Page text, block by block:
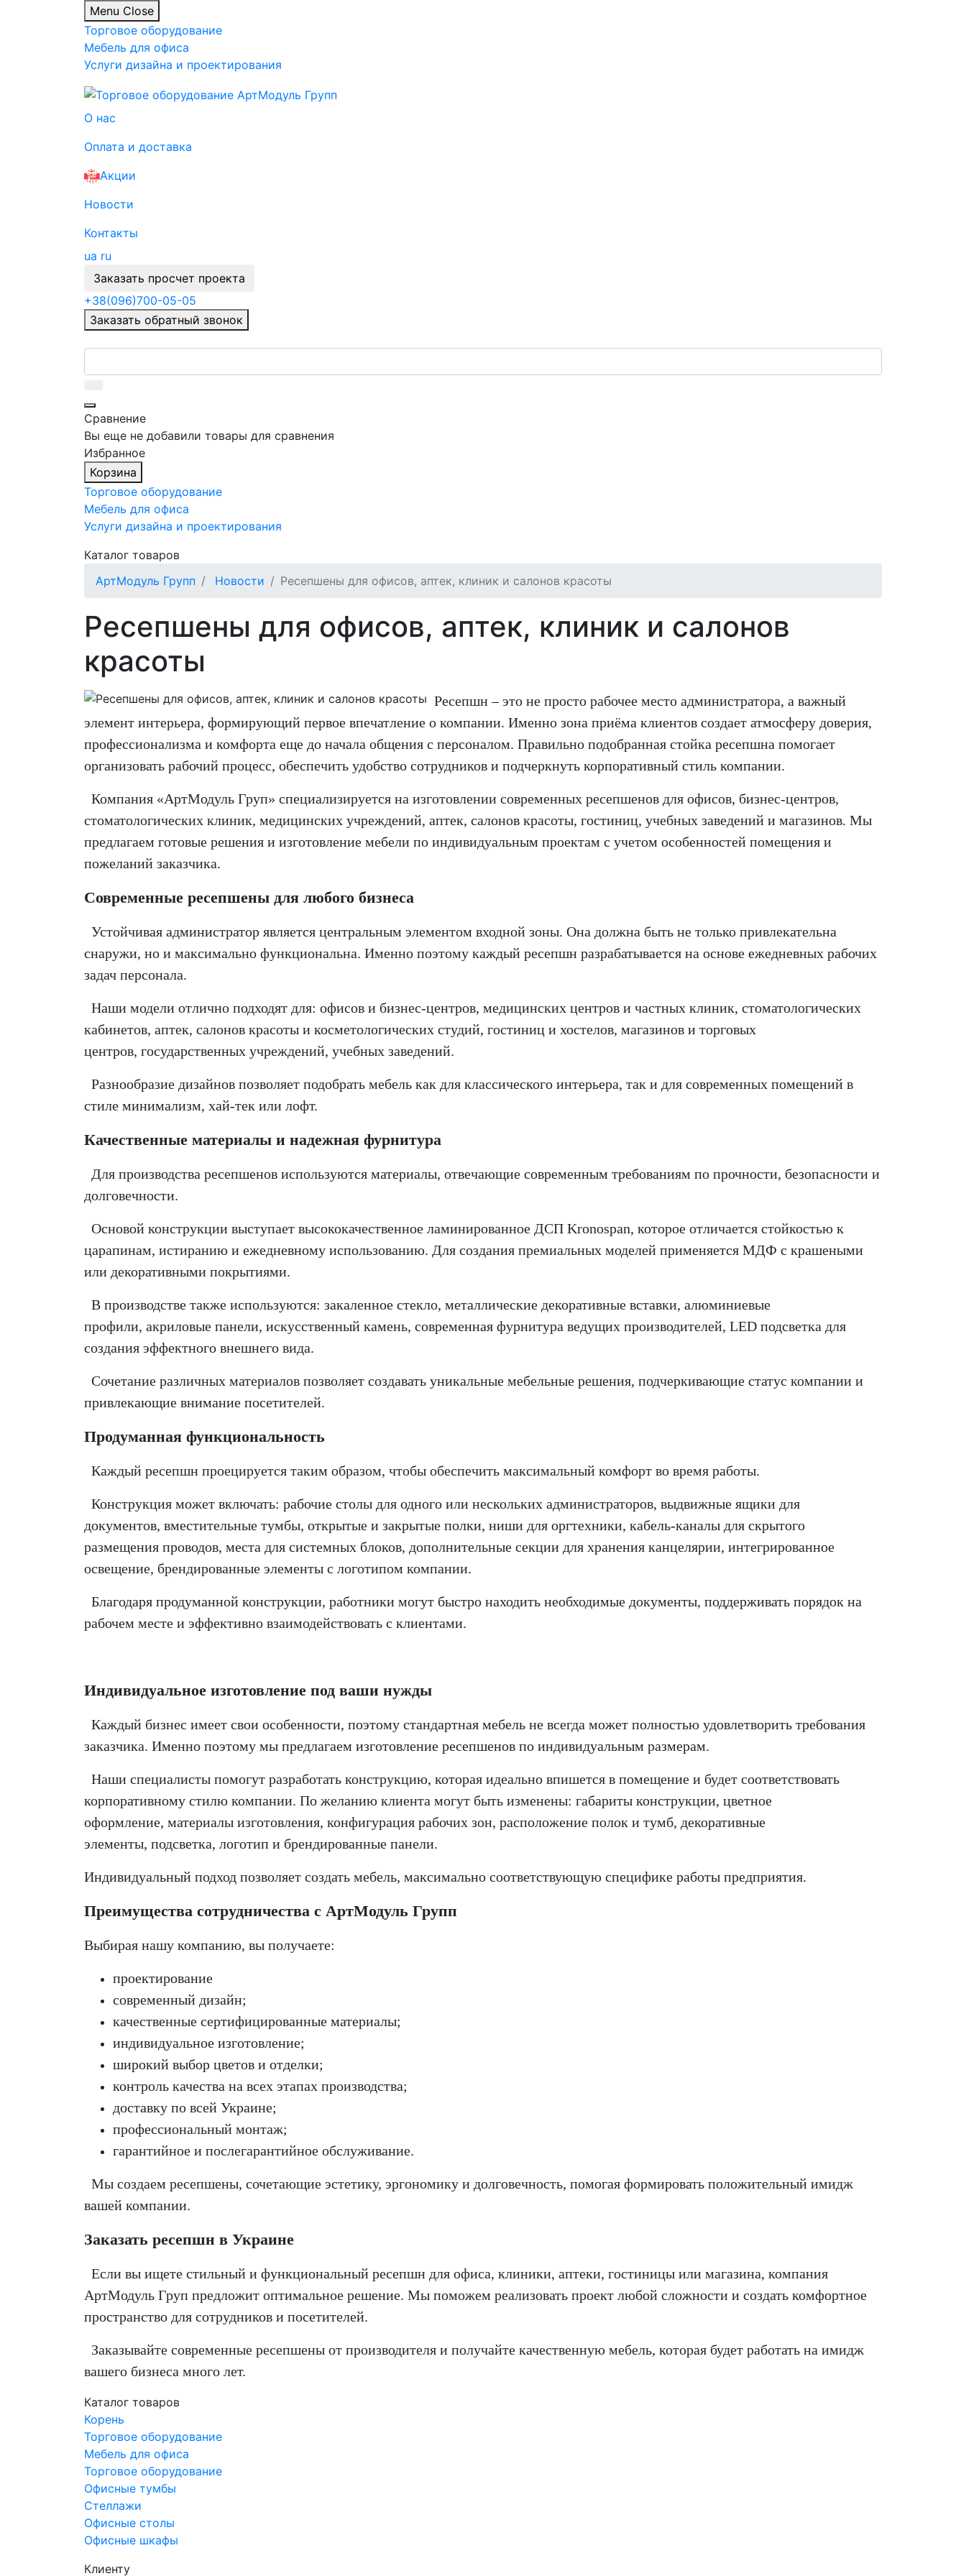
Menu Close
Торговое оборудование
Мебель для офиса
Услуги дизайна и проектирования
О нас
Оплата и доставка
Акции
Новости
Контакты
ua ru
Заказать просчет проекта
+38(096)700-05-05
Заказать обратный звонок
Сравнение
Вы еще не добавили товары для сравнения
Избранное
Корзина
Торговое оборудование
Мебель для офиса
Услуги дизайна и проектирования
Каталог товаров
АртМодуль Групп
Новости Ресепшены для офисов, аптек, клиник и салонов красоты
Ресепшены для офисов, аптек, клиник и салонов
красоты
Ресепшн – это не просто рабочее место администратора, а важный
элемент интерьера, формирующий первое впечатление о компании. Именно зона приёма клиентов создает атмосферу доверия,
профессионализма и комфорта еще до начала общения с персоналом. Правильно подобранная стойка ресепшна помогает
организовать рабочий процесс, обеспечить удобство сотрудников и подчеркнуть корпоративный стиль компании.
Компания «АртМодуль Груп» специализируется на изготовлении современных ресепшенов для офисов, бизнес-центров,
стоматологических клиник, медицинских учреждений, аптек, салонов красоты, гостиниц, учебных заведений и магазинов. Мы
предлагаем готовые решения и изготовление мебели по индивидуальным проектам с учетом особенностей помещения и
пожеланий заказчика.
Современные ресепшены для любого бизнеса
Устойчивая администратор является центральным элементом входной зоны. Она должна быть не только привлекательна
снаружи, но и максимально функциональна. Именно поэтому каждый ресепшн разрабатывается на основе ежедневных рабочих
задач персонала.
Наши модели отлично подходят для: офисов и бизнес-центров, медицинских центров и частных клиник, стоматологических
кабинетов, аптек, салонов красоты и косметологических студий, гостиниц и хостелов, магазинов и торговых
центров, государственных учреждений, учебных заведений.
Разнообразие дизайнов позволяет подобрать мебель как для классического интерьера, так и для современных помещений в
стиле минимализм, хай-тек или лофт.
Качественные материалы и надежная фурнитура
Для производства ресепшенов используются материалы, отвечающие современным требованиям по прочности, безопасности и
долговечности.
Основой конструкции выступает высококачественное ламинированное ДСП Kronospan, которое отличается стойкостью к
царапинам, истиранию и ежедневному использованию. Для создания премиальных моделей применяется МДФ с крашеными
или декоративными покрытиями.
В производстве также используются: закаленное стекло, металлические декоративные вставки, алюминиевые
профили, акриловые панели, искусственный камень, современная фурнитура ведущих производителей, LED подсветка для
создания эффектного внешнего вида.
Сочетание различных материалов позволяет создавать уникальные мебельные решения, подчеркивающие статус компании и
привлекающие внимание посетителей.
Продуманная функциональность
Каждый ресепшн проецируется таким образом, чтобы обеспечить максимальный комфорт во время работы.
Конструкция может включать: рабочие столы для одного или нескольких администраторов, выдвижные ящики для
документов, вместительные тумбы, открытые и закрытые полки, ниши для оргтехники, кабель-каналы для скрытого
размещения проводов, места для системных блоков, дополнительные секции для хранения канцелярии, интегрированное
освещение, брендированные элементы с логотипом компании.
Благодаря продуманной конструкции, работники могут быстро находить необходимые документы, поддерживать порядок на
рабочем месте и эффективно взаимодействовать с клиентами.
Индивидуальное изготовление под ваши нужды
Каждый бизнес имеет свои особенности, поэтому стандартная мебель не всегда может полностью удовлетворить требования
заказчика. Именно поэтому мы предлагаем изготовление ресепшенов по индивидуальным размерам.
Наши специалисты помогут разработать конструкцию, которая идеально впишется в помещение и будет соответствовать
корпоративному стилю компании. По желанию клиента могут быть изменены: габариты конструкции, цветное
оформление, материалы изготовления, конфигурация рабочих зон, расположение полок и тумб, декоративные
элементы, подсветка, логотип и брендированные панели.
Индивидуальный подход позволяет создать мебель, максимально соответствующую специфике работы предприятия.
Преимущества сотрудничества с АртМодуль Групп
Выбирая нашу компанию, вы получаете:
проектирование
современный дизайн;
качественные сертифицированные материалы;
индивидуальное изготовление;
широкий выбор цветов и отделки;
контроль качества на всех этапах производства;
доставку по всей Украине;
профессиональный монтаж;
гарантийное и послегарантийное обслуживание.
Мы создаем ресепшены, сочетающие эстетику, эргономику и долговечность, помогая формировать положительный имидж
вашей компании.
Заказать ресепшн в Украине
Если вы ищете стильный и функциональный ресепшн для офиса, клиники, аптеки, гостиницы или магазина, компания
АртМодуль Груп предложит оптимальное решение. Мы поможем реализовать проект любой сложности и создать комфортное
пространство для сотрудников и посетителей.
Заказывайте современные ресепшены от производителя и получайте качественную мебель, которая будет работать на имидж
вашего бизнеса много лет.
Каталог товаров
Корень
Торговое оборудование
Мебель для офиса
Торговое оборудование
Офисные тумбы
Стеллажи
Офисные столы
Офисные шкафы
Клиенту